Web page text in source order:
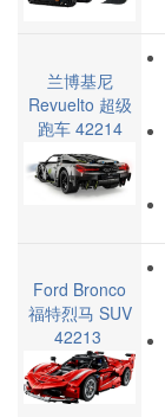
兰博基尼
Revuelto 超级
跑车 42214
Ford Bronco
福特烈马 SUV
42213